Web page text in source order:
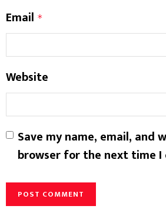
Email *
Website
Save my name, email, and
browser for the next time I